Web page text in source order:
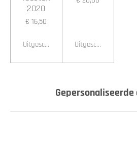
2020
€ 16,50
Uitgeschakeld Uitgeschakeld
Gepersonaliseerde